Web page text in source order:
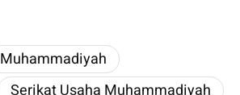
Muhammadiyah
Serikat Usaha Muhammadiyah